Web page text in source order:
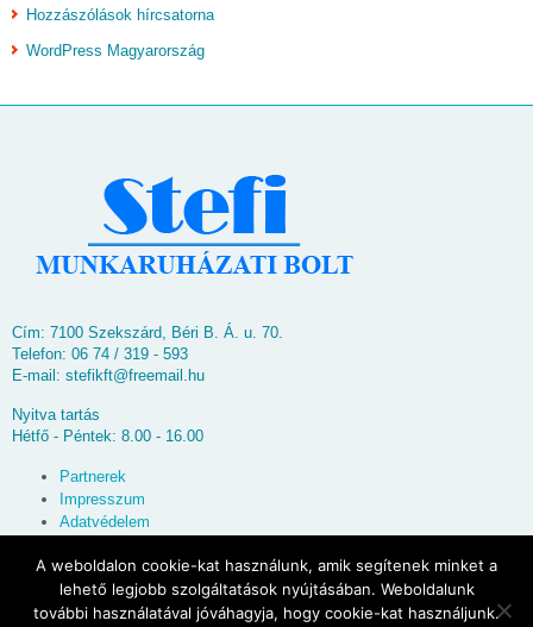
Hozzászólások hírcsatorna
WordPress Magyarország
Cím: 7100 Szekszárd, Béri B. Á. u. 70.
Telefon: 06 74 / 319 - 593
E-mail: stefikft@freemail.hu
Nyitva tartás
Hétfő - Péntek: 8.00 - 16.00
Partnerek
Impresszum
Adatvédelem
© 2026Stefi Munkaruházati Bolt
A weboldalon cookie-kat használunk, amik segítenek minket a
lehető legjobb szolgáltatások nyújtásában. Weboldalunk
további használatával jóváhagyja, hogy cookie-kat használjunk.